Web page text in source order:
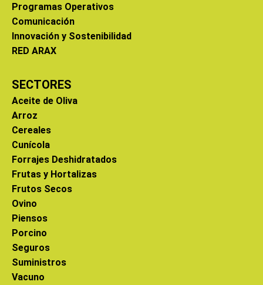
Programas Operativos
Comunicación
Innovación y Sostenibilidad
RED ARAX
SECTORES
Aceite de Oliva
Arroz
Cereales
Cunícola
Forrajes Deshidratados
Frutas y Hortalizas
Frutos Secos
Ovino
Piensos
Porcino
Seguros
Suministros
Vacuno